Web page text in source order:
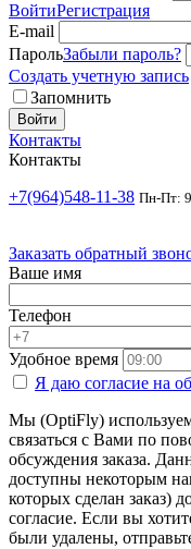
ВойтиРегистрация
E-mail
ПарольЗабыли пароль?
Создать учетную запись
Запомнить
Войти
Контакты
Контакты
+7(964)548-11-38 Пн-Пт:
Заказать обратный
Ваше имя
Телефон
Удобное время
Я даю согласие на
Мы (OptiFly)
связаться с Вами по
обсуждения заказа.
доступны некоторым
которых сделан заказ)
согласие. Если вы
были удалены,